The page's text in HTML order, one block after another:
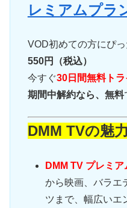
レミアムプラ
VOD初めての方にぴっ
550円（税込）
今すぐ30日間無料ト
期間中解約なら、無料
DMM TVの魅力
DMM TV プレミ
から映画、バラエ
ツまで、幅広いエ